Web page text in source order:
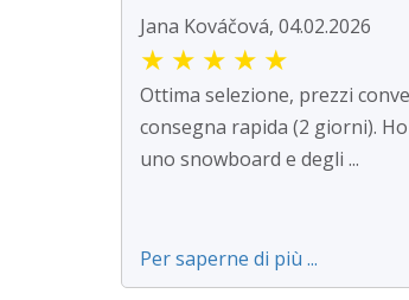
Jana Kováčová, 04.02.2026
★ ★ ★ ★ ★
Ottima selezione, prezzi
consegna rapida (2 giorni).
uno snowboard e degli ...
Per saperne di più ...